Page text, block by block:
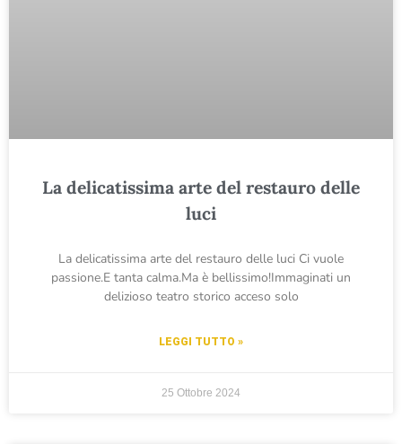
La delicatissima arte del restauro delle
luci
La delicatissima arte del restauro delle luci Ci vuole
passione.E tanta calma.Ma è bellissimo!Immaginati un
delizioso teatro storico acceso solo
LEGGI TUTTO »
25 Ottobre 2024